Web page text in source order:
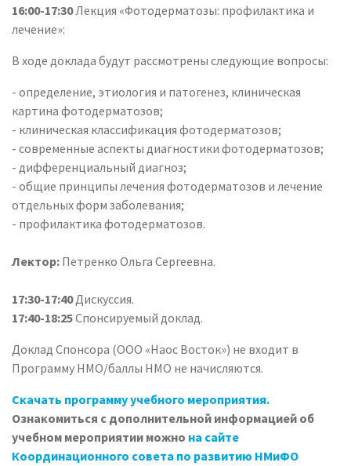
16:00-17:30Лекция «Фотодерматозы: профилактика и
лечение»:
В ходе доклада будут рассмотрены следующие вопросы:
- определение, этиология и патогенез, клиническая
картина фотодерматозов;
- клиническая классификация фотодерматозов;
- современные аспекты диагностики фотодерматозов;
- дифференциальный диагноз;
- общие принципы лечения фотодерматозов и лечение
отдельных форм заболевания;
- профилактика фотодерматозов.
Лектор: Петренко Ольга Сергеевна.
17:30-17:40Дискуссия.
17:40-18:25Спонсируемый доклад.
Доклад Спонсора (ООО «Наос Восток») не входит в
Программу НМО/баллы НМО не начисляются.
Скачать программу учебного мероприятия.
Ознакомиться с дополнительной информацией об
учебном мероприятии можно на сайте
Координационного совета по развитию НМиФО